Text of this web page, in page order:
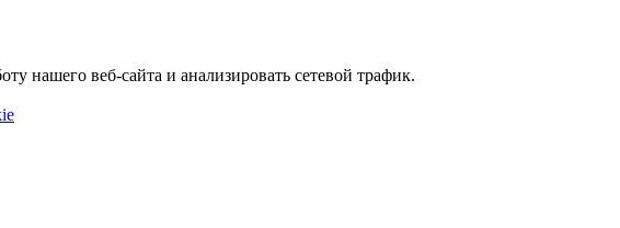
нашего веб-сайта и анализировать сетевой трафик.